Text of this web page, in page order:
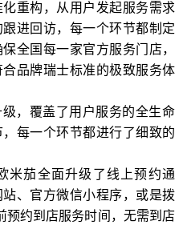
重构，从用户发起服务需求
进回访，每一个环节都制定
全国每一家官方服务门店，
品牌瑞士标准的极致服务体
，覆盖了用户服务的全生命
每一个环节都进行了细致的
米茄全面升级了线上预约通
、官方微信小程序，或是拨
预约到店服务时间，无需到店